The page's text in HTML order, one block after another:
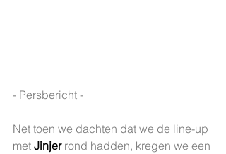
- Persbericht -
Net toen we dachten dat we de line-up
met Jinjer rond hadden, kregen we een